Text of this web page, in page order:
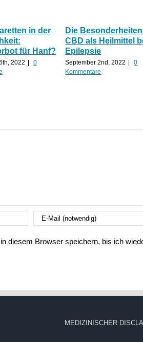
in der
für Hanf?
2022 |
0
Die
CBD als Heilmittel
Epilepsie
September 2nd, 2022 |
0
Kommentare
diesem Browser speichern, bis ich
MEDIZINISCHER